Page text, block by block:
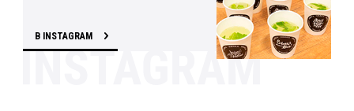
В INSTAGRAM